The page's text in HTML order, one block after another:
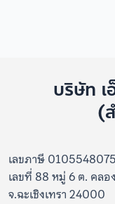
บริษัท เ
(
เลขภาษี
เลขที่ 88 หมู่ 6 ต. คลอ
จ.ฉะเชิงเทรา 24000